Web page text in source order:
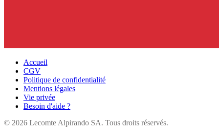
Accueil
CGV
Politique de confidentialité
Mentions légales
Vie privée
Besoin d'aide ?
© 2026 Lecomte Alpirando SA. Tous droits réservés.